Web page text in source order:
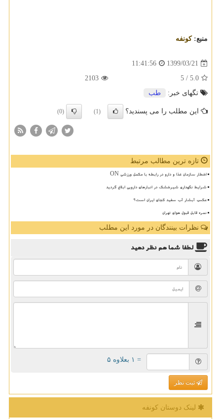
منبع:كونفه
1399/03/21
11:41:56
5.0
/ 5
2103
تگهای خبر:
طب
این مطلب را می پسندید؟ (1)
(0)
تازه ترین مطالب مرتبط
اخطار سازمان غذا و دارو در رابطه با مکمل ورزشی ON
شرایط نگهداری شیرخشک در انبارهای دارویی ابلاغ گردید
عکس، آبشار آب سفید کجای ایران است؟
نمره قابل قبول هوای تهران
نظرات بینندگان در مورد این مطلب
لطفا شما همنظر دهید
= ۱ بعلاوه ۵
ثبت نظر
لینک دوستان كونفه